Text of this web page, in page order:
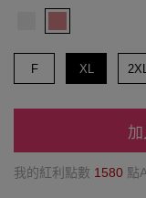
F XL 2XL
我的紅利點數 1580 點